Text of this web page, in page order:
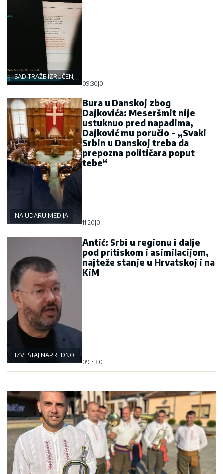
SAD TRAŽE IZRUČENJE
09:30 0
NA UDARU MEDIJA
Bura u Danskoj zbog
Dajkovića: Meseršmit nije
ustuknuo pred napadima,
Dajković mu poručio - „Svaki
Srbin u Danskoj treba da
prepozna političara poput
tebe“
11:20 0
IZVEŠTAJ NAPREDNOG KLUBA
Antić: Srbi u regionu i dalje
pod pritiskom i asimilacijom,
najteže stanje u Hrvatskoj i na
KiM
09:43 0